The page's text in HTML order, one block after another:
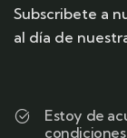
Subscribete a
al día de
Estoy de